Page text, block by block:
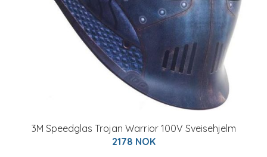
3M Speedglas Trojan Warrior 100V Sveisehjelm
2178 NOK